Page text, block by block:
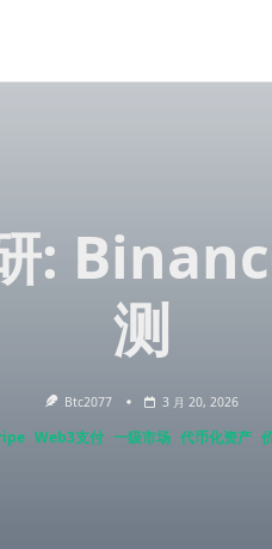
:
测
Btc2077 3 月 20, 2026
Web3支付 一级市场 代币化资产